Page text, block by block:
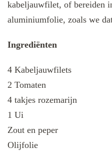
kabeljauwfilet, of bereiden
aluminiumfolie, zoals we
Ingrediënten
4 Kabeljauwfilets
2 Tomaten
4 takjes rozemarijn
1 Ui
Zout en peper
Olijfolie